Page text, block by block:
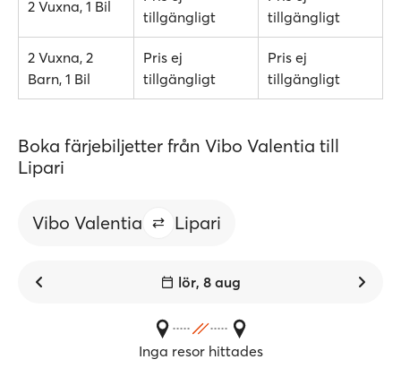
2 Vuxna, 1 Bil
tillgängligt
tillgängligt
2 Vuxna, 2
Barn, 1 Bil
Pris ej
tillgängligt
Pris ej
tillgängligt
Boka färjebiljetter från Vibo Valentia till
Lipari
Vibo Valentia Lipari
lör, 8 aug
Inga resor hittades